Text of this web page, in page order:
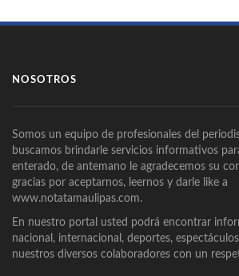
NOSOTROS
Somos un equipo de profesionales del
buscamos brindarle servicios informativos
enterado, de antemano le agradecemos su
gracias por aceptarnos, leernos y darle like a
www.notatamaulipas.com.
En nuestro portal usted podrá encontrar
nacional, internacional, deportes,
nuestros diversos colaboradores con un